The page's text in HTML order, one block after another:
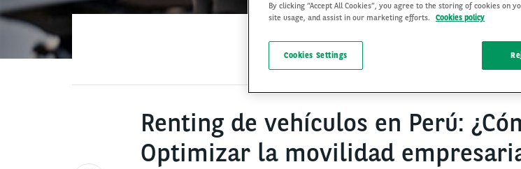
Renting de vehículos en Perú:
Optimizar la movilidad
By clicking “Accept All Cookies”, you agree to the storing of cookies on
site usage, and assist in our marketing efforts.
Cookies policy
Cookies Settings